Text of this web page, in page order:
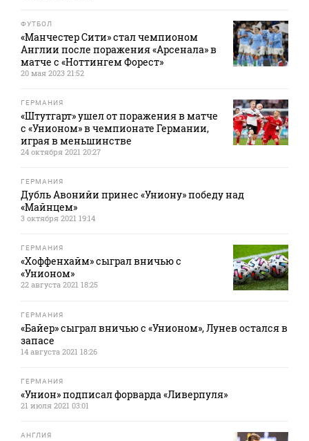
ФУТБОЛ
«Манчестер Сити» стал чемпионом
Англии после поражения «Арсенала» в
матче с «Ноттингем Форест»
20 мая 2023 21:52
ГЕРМАНИЯ
«Штутгарт» ушел от поражения в матче
с «Унионом» в чемпионате Германии,
играя в меньшинстве
24 октября 2021 20:27
ГЕРМАНИЯ
Дубль Авонийи принес «Униону» победу над
«Майнцем»
3 октября 2021 19:14
ГЕРМАНИЯ
«Хоффенхайм» сыграл вничью с
«Унионом»
22 августа 2021 18:25
ГЕРМАНИЯ
«Байер» сыграл вничью с «Унионом», Лунев остался в
запасе
14 августа 2021 18:26
ГЕРМАНИЯ
«Унион» подписал форварда «Ливерпуля»
21 июля 2021 03:01
АНГЛИЯ